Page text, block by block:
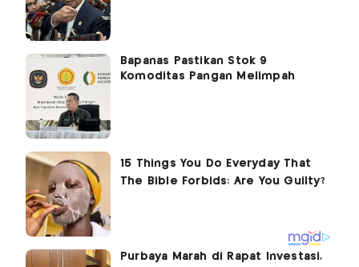
Bapanas Pastikan Stok 9
Komoditas Pangan Melimpah
Purbaya Marah di Rapat Investasi,